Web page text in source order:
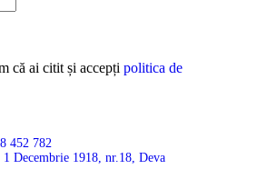
că ai citit și accepți politica de
452 782
1 Decembrie 1918, nr.18, Deva